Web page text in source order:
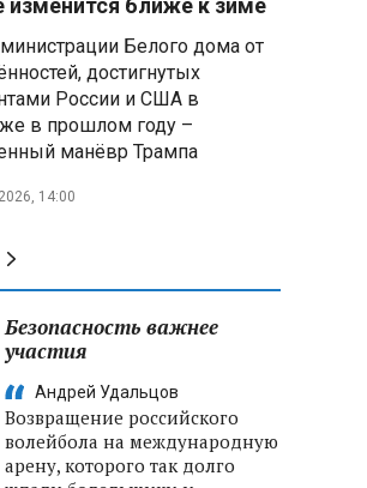
в Госдуму 20 сентября
В ООН осудили атаки,
к гибели детей в
области и под
атаки ВСУ под ударами
Владимир Путин:
в Белгородской
— главный приоритет, но
забывать нельзя
изменится ближе к зиме
Белого дома от
достигнутых
России и США в
в прошлом году –
манёвр Трампа
14:00
Безопасность важнее
участия
Андрей Удальцов
Возвращение российского
волейбола на международную
арену, которого так долго